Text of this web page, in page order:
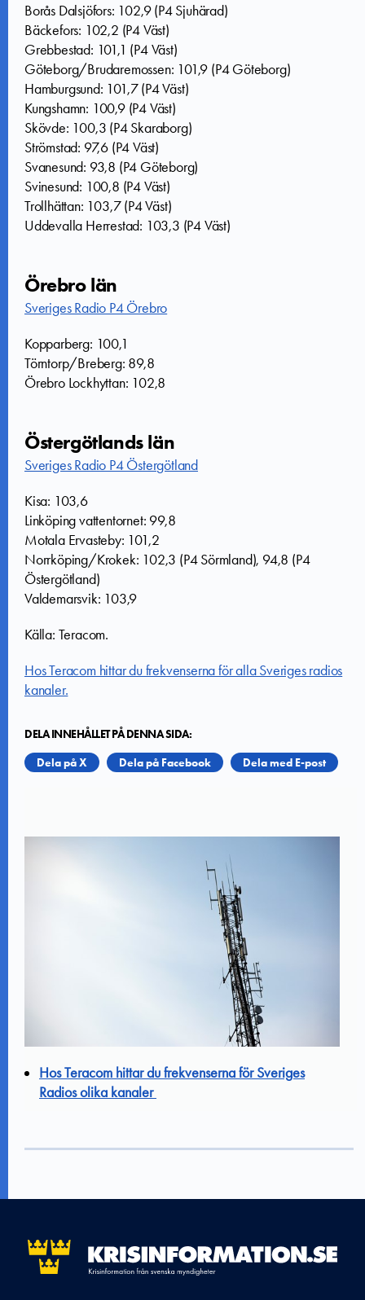
Borås Dalsjöfors: 102,9 (P4 Sjuhärad)
Bäckefors: 102,2 (P4 Väst)
Grebbestad: 101,1 (P4 Väst)
Göteborg/Brudaremossen: 101,9 (P4 Göteborg)
Hamburgsund: 101,7 (P4 Väst)
Kungshamn: 100,9 (P4 Väst)
Skövde: 100,3 (P4 Skaraborg)
Strömstad: 97,6 (P4 Väst)
Svanesund: 93,8 (P4 Göteborg)
Svinesund: 100,8 (P4 Väst)
Trollhättan: 103,7 (P4 Väst)
Uddevalla Herrestad: 103,3 (P4 Väst)
Örebro län
Sveriges Radio P4 Örebro
Kopparberg: 100,1
Törntorp/Breberg: 89,8
Örebro Lockhyttan: 102,8
Östergötlands län
Sveriges Radio P4 Östergötland
Kisa: 103,6
Linköping vattentornet: 99,8
Motala Ervasteby: 101,2
Norrköping/Krokek: 102,3 (P4 Sörmland), 94,8 (P4
Östergötland)
Valdemarsvik: 103,9
Källa: Teracom.
Hos Teracom hittar du frekvenserna för alla Sveriges radios
kanaler.
DELA INNEHÅLLET PÅ DENNA SIDA:
Dela på X
Dela på Facebook Dela med E-post
Hos Teracom hittar du frekvenserna för Sveriges
Radios olika kanaler